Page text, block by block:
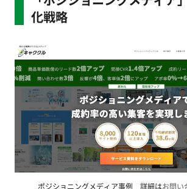
化戦略
ポジショニングメディア事例 詳細はお問い